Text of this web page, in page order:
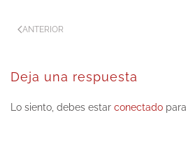
ANTERIOR
Deja una respuesta
Lo siento, debes estar conectado